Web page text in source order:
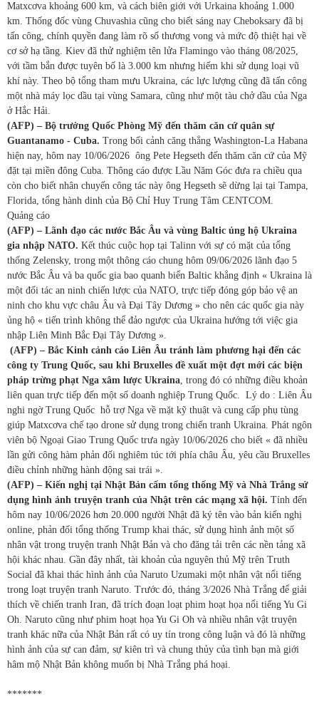
Matxcơva khoảng 600 km, và cách biên giới với Urkaina khoảng 1.000
km. Thống đốc vùng Chuvashia cũng cho biết sáng nay Cheboksary đã bị
tấn công, chính quyền đang làm rõ số thương vong và mức độ thiệt hại về
cơ sở hạ tầng. Kiev đã thử nghiệm tên lửa Flamingo vào tháng 08/2025,
với tầm bắn được tuyên bố là 3.000 km nhưng hiếm khi sử dụng loại vũ
khí này. Theo bộ tổng tham mưu Ukraina, các lực lượng cũng đã tấn công
một nhà máy lọc dầu tại vùng Samara, cũng như một tàu chở dầu của Nga
ở Hắc Hải.
(AFP) – Bộ trưởng Quốc Phòng Mỹ đến thăm căn cứ quân sự
Guantanamo - Cuba. Trong bối cảnh căng thẳng Washington-La Habana
hiện nay, hôm nay 10/06/2026 ông Pete Hegseth đến thăm căn cứ của Mỹ
đặt tại miền đông Cuba. Thông cáo được Lầu Năm Góc đưa ra chiều qua
còn cho biết nhân chuyến công tác này ông Hegseth sẽ dừng lại tại Tampa,
Florida, tổng hành dinh của Bộ Chỉ Huy Trung Tâm CENTCOM.
Quảng cáo
(AFP) – Lãnh đạo các nước Bắc Âu và vùng Baltic ủng hộ Ukraina
gia nhập NATO. Kết thúc cuộc họp tại Talinn với sự có mặt của tổng
thống Zelensky, trong một thông cáo chung hôm 09/06/2026 lãnh đạo 5
nước Bắc Âu và ba quốc gia bao quanh biển Baltic khẳng định « Ukraina là
một đối tác an ninh chiến lược của NATO, trực tiếp đóng góp bảo vệ an
ninh cho khu vực châu Âu và Đại Tây Dương » cho nên các quốc gia này
ủng hộ « tiến trình không thể đảo ngược của Ukraina hướng tới việc gia
nhập Liên Minh Bắc Đại Tây Dương ».
(AFP) – Bắc Kinh cảnh cáo Liên Âu tránh làm phương hại đến các
công ty Trung Quốc, sau khi Bruxelles đề xuất một đợt mới các biện
pháp trừng phạt Nga xâm lược Ukraina , trong đó có những điều khoản
liên quan trực tiếp đến một số doanh nghiệp Trung Quốc. Lý do : Liên Âu
nghi ngờ Trung Quốc hỗ trợ Nga về mặt kỹ thuật và cung cấp phụ tùng
giúp Matxcơva chế tạo drone sử dụng trong chiến tranh Ukraina. Phát ngôn
viên bộ Ngoại Giao Trung Quốc trưa ngày 10/06/2026 cho biết « đã nhiều
lần gửi công hàm phản đối nghiêm túc tới phía châu Âu, yêu cầu Bruxelles
điều chỉnh những hành động sai trái ».
(AFP) – Kiến nghị tại Nhật Bản cấm tổng thống Mỹ và Nhà Trắng sử
dụng hình ảnh truyện tranh của Nhật trên các mạng xã hội. Tính đến
hôm nay 10/06/2026 hơn 20.000 người Nhật đã ký tên vào bản kiến nghị
online, phản đối tổng thống Trump khai thác, sử dụng hình ảnh một số
nhân vật trong truyện tranh Nhật Bản và cho đăng tải trên các nền tảng xã
hội khác nhau. Gần đây nhất, tài khoản của nguyên thủ Mỹ trên Truth
Social đã khai thác hình ảnh của Naruto Uzumaki một nhân vật nổi tiếng
trong loạt truyện tranh Naruto. Trước đó, tháng 3/2026 Nhà Trắng để giải
thích về chiến tranh Iran, đã trích đoạn loạt phim hoạt họa nổi tiếng Yu Gi
Oh. Naruto cũng như phim hoạt họa Yu Gi Oh và nhiều nhân vật truyện
tranh khác nữa của Nhật Bản rất có uy tín trong công luận và đó là những
hình ảnh của sự can đảm, sự kiên trì và chung thủy của tình bạn mà giới
hâm mộ Nhật Bản không muốn bị Nhà Trắng phá hoại.
*******